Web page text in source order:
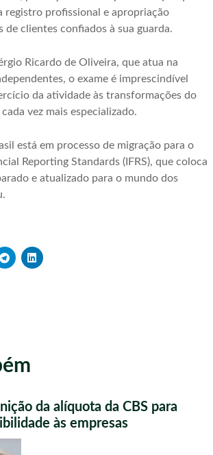
registro profissional e apropriação
de clientes confiados à sua guarda.
Ricardo de Oliveira, que atua na
o exame é imprescindível
da atividade às transformações do
vez mais especializado.
está em processo de migração para o
Reporting Standards (IFRS), que coloca
e atualizado para o mundo dos
da alíquota da CBS para
às empresas